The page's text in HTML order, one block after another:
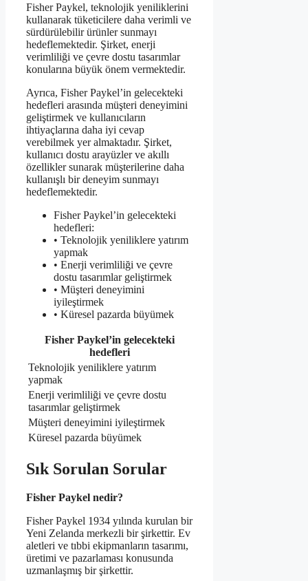
Fisher Paykel, teknolojik yeniliklerini
kullanarak tüketicilere daha verimli ve
sürdürülebilir ürünler sunmayı
hedeflemektedir. Şirket, enerji
verimliliği ve çevre dostu tasarımlar
konularına büyük önem vermektedir.
Ayrıca, Fisher Paykel’in gelecekteki
hedefleri arasında müşteri deneyimini
geliştirmek ve kullanıcıların
ihtiyaçlarına daha iyi cevap
verebilmek yer almaktadır. Şirket,
kullanıcı dostu arayüzler ve akıllı
özellikler sunarak müşterilerine daha
kullanışlı bir deneyim sunmayı
hedeflemektedir.
Fisher Paykel’in gelecekteki
hedefleri:
• Teknolojik yeniliklere yatırım
yapmak
• Enerji verimliliği ve çevre
dostu tasarımlar geliştirmek
• Müşteri deneyimini
iyileştirmek
• Küresel pazarda büyümek
Fisher Paykel’in gelecekteki
hedefleri
Teknolojik yeniliklere yatırım
yapmak
Enerji verimliliği ve çevre dostu
tasarımlar geliştirmek
Müşteri deneyimini iyileştirmek
Küresel pazarda büyümek
Sık Sorulan Sorular
Fisher Paykel nedir?
Fisher Paykel 1934 yılında kurulan bir
Yeni Zelanda merkezli bir şirkettir. Ev
aletleri ve tıbbi ekipmanların tasarımı,
üretimi ve pazarlaması konusunda
uzmanlaşmış bir şirkettir.